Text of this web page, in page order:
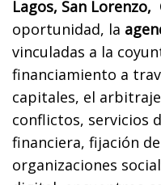
Lagos, San Lorenzo,
oportunidad, la
vinculadas a la
financiamiento a
capitales, el
conflictos, servicios
financiera, fijación
organizaciones